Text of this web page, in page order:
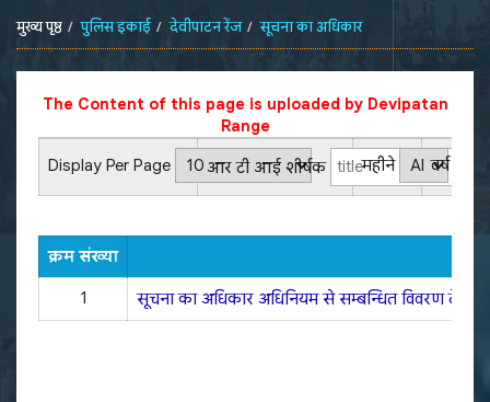
मुख्य पृष्ठ पुलिस इकाई देवीपाटन रेंज सूचना का अधिकार
The Content of this page is uploaded by Devipatan
Range
Display Per Page
आर टी आई शीर्षक महीने वर्ष
क्रम संख्या
1 सूचना का अधिकार अधिनियम से सम्बन्धित विवरण